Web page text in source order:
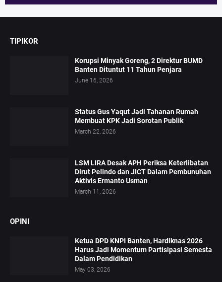
TIPIKOR
Korupsi Minyak Goreng, 2 Direktur BUMD
Banten Dituntut 11 Tahun Penjara
June 16, 2026
Status Gus Yaqut Jadi Tahanan Rumah
Membuat KPK Jadi Sorotan Publik
March 22, 2026
LSM LIRA Desak APH Periksa Keterlibatan
Dirut Pelindo dan JICT Dalam Pembunuhan
Aktivis Ermanto Usman
March 11, 2026
OPINI
Ketua DPD KNPI Banten, Hardiknas 2026
Harus Jadi Momentum Partisipasi Semesta
Dalam Pendidikan
May 03, 2026